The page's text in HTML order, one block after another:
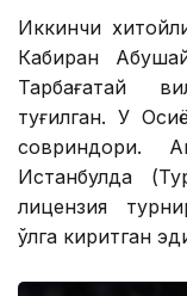
Иккинчи
Кабиран
Тарбағатай
туғилган. У
совриндори.
Истанбулда
лицензия
қўлга киритган